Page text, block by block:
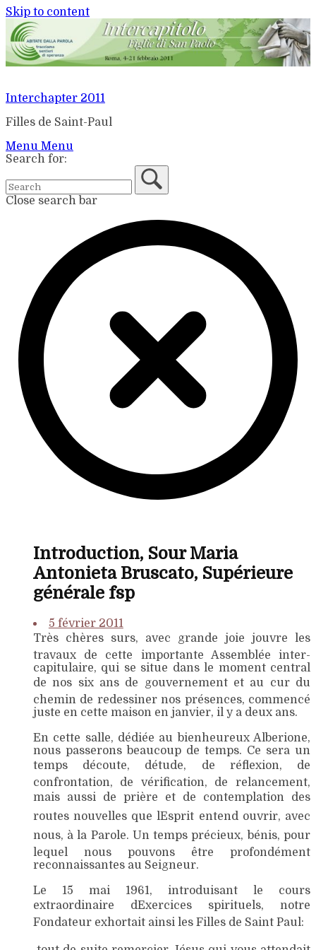
Skip to content
Interchapter 2011
Filles de Saint-Paul
Menu Menu
Search for:
Close search bar
Introduction, Sour Maria
Antonieta Bruscato, Supérieure
générale fsp
5 février 2011
Très chères surs, avec grande joie jouvre les
travaux de cette importante Assemblée inter-
capitulaire, qui se situe dans le moment central
de nos six ans de gouvernement et au cur du
chemin de redessiner nos présences, commencé
juste en cette maison en janvier, il y a deux ans.
En cette salle, dédiée au bienheureux Alberione,
nous passerons beaucoup de temps. Ce sera un
temps découte, détude, de réflexion, de
confrontation, de vérification, de relancement,
mais aussi de prière et de contemplation des
routes nouvelles que lEsprit entend ouvrir, avec
nous, à la Parole. Un temps précieux, bénis, pour
lequel nous pouvons être profondément
reconnaissantes au Seigneur.
Le 15 mai 1961, introduisant le cours
extraordinaire dExercices spirituels, notre
Fondateur exhortait ainsi les Filles de Saint Paul: